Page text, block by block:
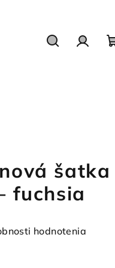
šatka
fuchsia
hodnotenia